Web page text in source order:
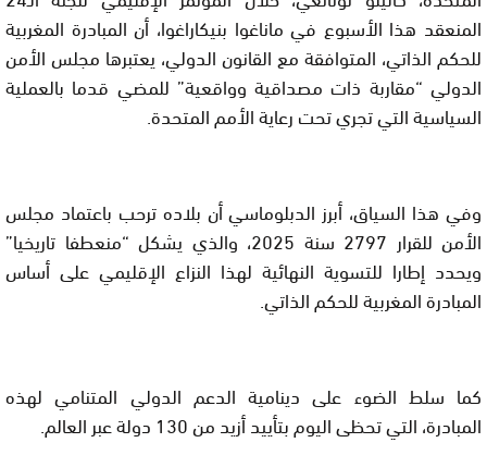
المنعقد هذا الأسبوع في ماناغوا بنيكاراغوا، أن المبادرة المغربية
للحكم الذاتي، المتوافقة مع القانون الدولي، يعتبرها مجلس الأمن
الدولي “مقاربة ذات مصداقية وواقعية” للمضي قدما بالعملية
السياسية التي تجري تحت رعاية الأمم المتحدة.
وفي هذا السياق، أبرز الدبلوماسي أن بلاده ترحب باعتماد مجلس
الأمن للقرار 2797 سنة 2025، والذي يشكل “منعطفا تاريخيا”
ويحدد إطارا للتسوية النهائية لهذا النزاع الإقليمي على أساس
المبادرة المغربية للحكم الذاتي.
كما سلط الضوء على دينامية الدعم الدولي المتنامي لهذه
المبادرة، التي تحظى اليوم بتأييد أزيد من 130 دولة عبر العالم.